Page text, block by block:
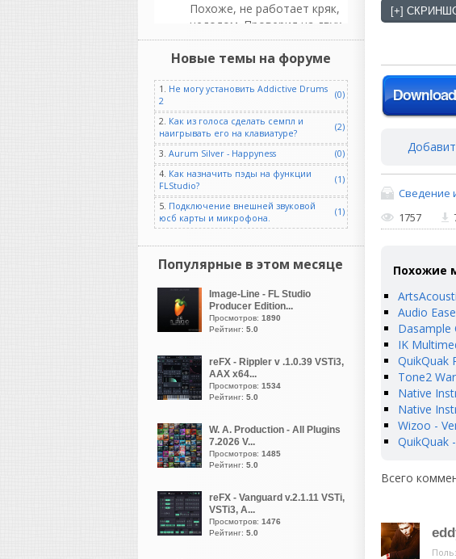
Сведение
1757
Похожие
Audio
Dasample
IK
QuikQuak
Tone2
Native
Native
Wizoo -
QuikQuak
Всего
Похоже, не работает кряк,
недолом. Проверил на двух
машинах и разными
способами, по прежнему
написал 07.08.2026 в16:51
Кто угодно нахватает. Не
бывает на свете чудес,
коллега, всегда все надо
потом допиливать ручками.
Но в моих случаях один и
тот же стем призма
распознавала лучше, чем
даже суновский платный
штатный преобразователь
кривой, кстати). А вот
чистые партии призма
берет вообще влёт, лучше
я просто делюсь опытом, а
вы уже сами подбирайте
под себя, что удобнее.
NewYork4017
написал 07.08.2026 в10:16
раздайте пожалуйста
GALAN
написал 06.08.2026 в
Новые темы на форуме
1. Не могу установить Addictive Drums
2
(0)
2. Как из голоса сделать семпл и
наигрывать его на клавиатуре?
(2)
3. Aurum Silver - Happyness
(0)
4. Как назначить пэды на функции
FLStudio?
(1)
5. Подключение внешней звуковой
юсб карты и микрофона.
(1)
Популярные в этом месяце
Image-Line - FL Studio
Producer Edition...
Просмотров: 1890
Рейтинг: 5.0
reFX - Rippler v .1.0.39 VSTi3,
AAX x64...
Просмотров: 1534
Рейтинг: 5.0
W. A. Production - All Plugins
7.2026 V...
Просмотров: 1485
Рейтинг: 5.0
reFX - Vanguard v.2.1.11 VSTi,
VSTi3, A...
Просмотров: 1476
Рейтинг: 5.0